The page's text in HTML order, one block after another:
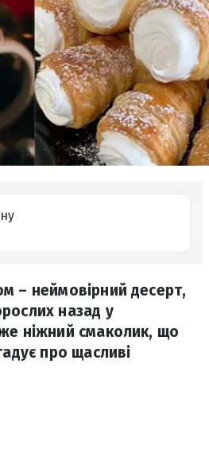
– неймовірний десерт,
назад у
ніжний смаколик, що
про щасливі